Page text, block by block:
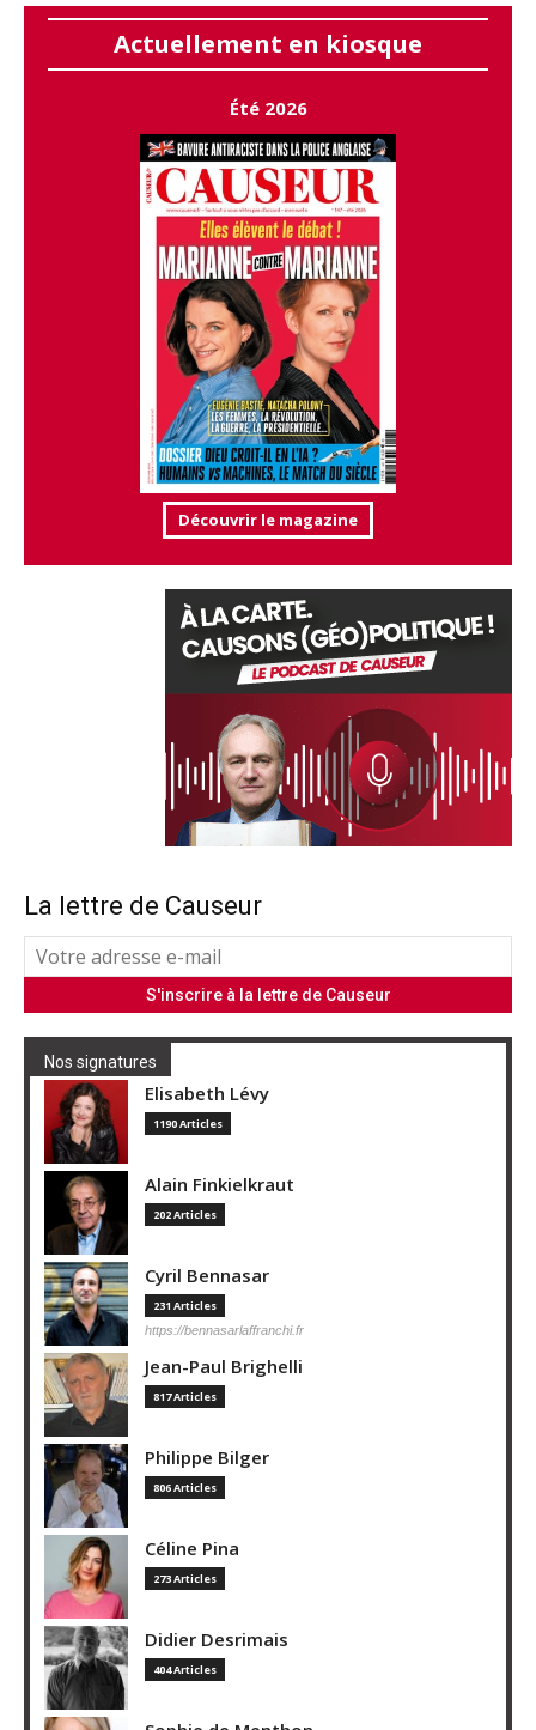
Actuellement en kiosque
Été 2026
Découvrir le magazine
La lettre de Causeur
Nos signatures
Elisabeth Lévy
1190 Articles
Alain Finkielkraut
202 Articles
Cyril Bennasar
231 Articles
https://bennasarlaffranchi.fr
Jean-Paul Brighelli
817 Articles
Philippe Bilger
806 Articles
Céline Pina
273 Articles
Didier Desrimais
404 Articles